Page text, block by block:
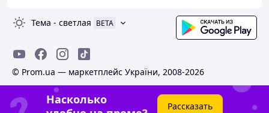
Тема - светлая BETA
© Prom.ua — маркетплейс України, 2008-2026
Насколько
Рассказать